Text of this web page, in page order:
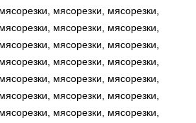
мясорезки, мясорезки,
мясорезки, мясорезки,
мясорезки, мясорезки,
мясорезки, мясорезки,
мясорезки, мясорезки,
мясорезки, мясорезки,
мясорезки, мясорезки,